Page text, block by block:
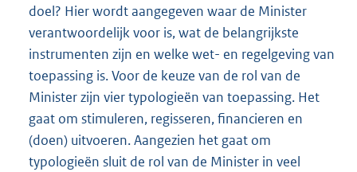
doel? Hier wordt aangegeven waar de Minister
verantwoordelijk voor is, wat de belangrijkste
instrumenten zijn en welke wet- en regelgeving van
toepassing is. Voor de keuze van de rol van de
Minister zijn vier typologieën van toepassing. Het
gaat om stimuleren, regisseren, financieren en
(doen) uitvoeren. Aangezien het gaat om
typologieën sluit de rol van de Minister in veel